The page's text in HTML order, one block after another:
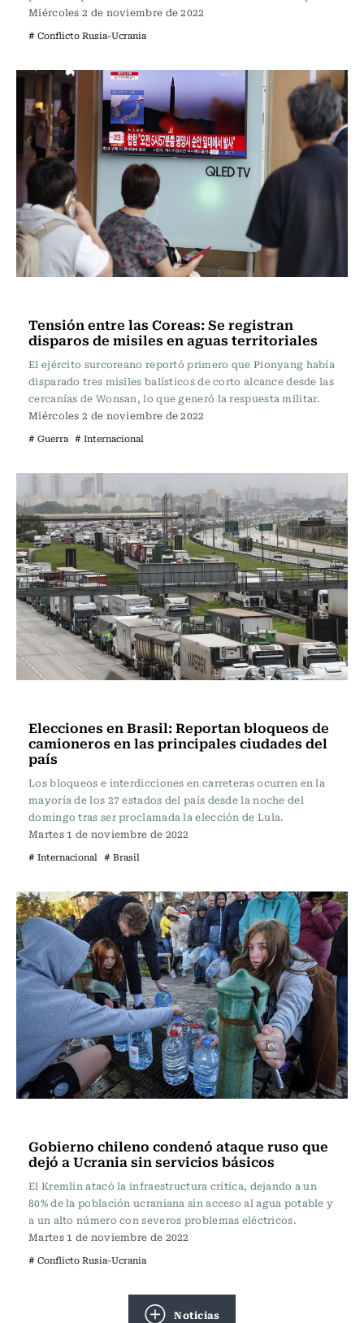
Miércoles 2 de noviembre de 2022
# Conflicto Rusia-Ucrania
Tensión entre las Coreas: Se registran
disparos de misiles en aguas territoriales
El ejército surcoreano reportó primero que Pionyang había
disparado tres misiles balísticos de corto alcance desde las
cercanías de Wonsan, lo que generó la respuesta militar.
Miércoles 2 de noviembre de 2022
# Guerra # Internacional
Elecciones en Brasil: Reportan bloqueos de
camioneros en las principales ciudades del
país
Los bloqueos e interdicciones en carreteras ocurren en la
mayoría de los 27 estados del país desde la noche del
domingo tras ser proclamada la elección de Lula.
Martes 1 de noviembre de 2022
# Internacional # Brasil
Gobierno chileno condenó ataque ruso que
dejó a Ucrania sin servicios básicos
El Kremlin atacó la infraestructura crítica, dejando a un
80% de la población ucraniana sin acceso al agua potable y
a un alto número con severos problemas eléctricos.
Martes 1 de noviembre de 2022
# Conflicto Rusia-Ucrania
Noticias